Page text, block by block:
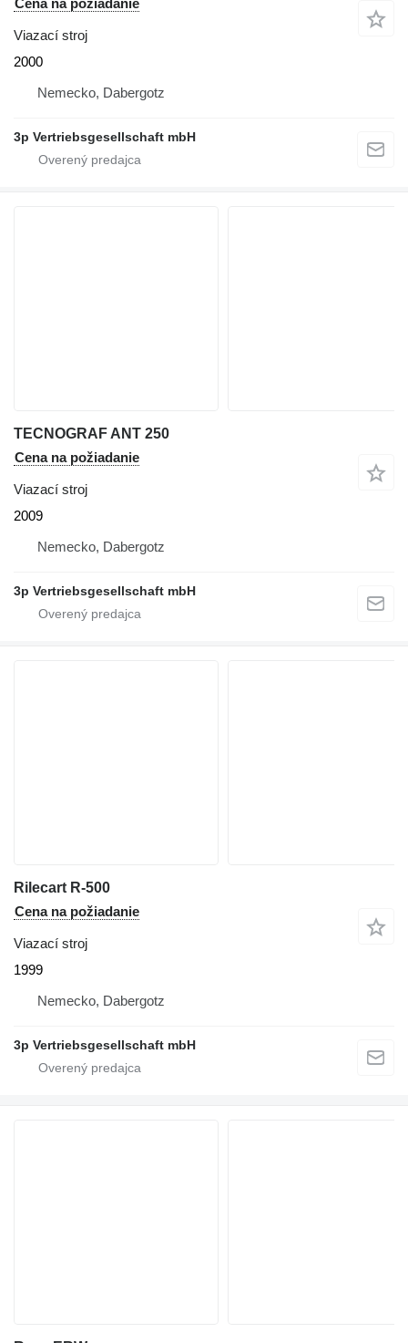
Cena na požiadanie
Viazací stroj
2000
Nemecko, Dabergotz
3p Vertriebsgesellschaft mbH
TECNOGRAF ANT 250
Cena na požiadanie
Viazací stroj
2009
Nemecko, Dabergotz
3p Vertriebsgesellschaft mbH
Rilecart R-500
Cena na požiadanie
Viazací stroj
1999
Nemecko, Dabergotz
3p Vertriebsgesellschaft mbH